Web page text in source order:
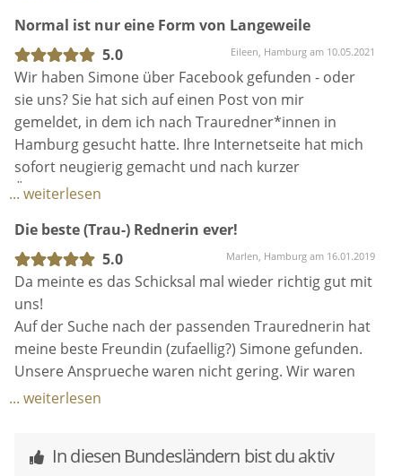
Noch einmal ein laut gegröhltes DANKÖ🤘von uns an
eine ganz besondere Person für ein ganz
besonderen Tag.
Was sollen wir noch sagen - spätestens in 25 Jahren
sehen wir uns zur Goldenen Hochzeit wieder. ❤️‍🔥
außergewöhnliche, lustige und dazu noch
emotionale Trauung.
Vielen Dank das du unseren besonderen Tag noch
die Kirsche aufgesetzt hast 😘
… nicht nur den Gästen das ein oder andere
Tränchen in die Augen gezaubert, ein breites Grinsen
sowieso… diese tolle Frau bringt sogar die Möwen
zum Lachen ❤️😂 ( Insider)
Normal ist nur eine Form von Langeweile
5.0
Eileen, Hamburg am 10.05.2021
Wir haben Simone über Facebook gefunden - oder
sie uns? Sie hat sich auf einen Post von mir
gemeldet, in dem ich nach Trauredner*innen in
Hamburg gesucht hatte. Ihre Internetseite hat mich
sofort neugierig gemacht und nach kurzer
Überlegung haben wir ein Kennlerntermin für
wollen, dass sie unsere Trauung ausführt, war uns
nach diesem Kennenlernen sofort klar. Wir haben
nie Kontakt zu jemand anderem aufgenommen.
Kurz darauf ist Corona ausgebrochen und für alle
war unklar, ob und wie es weiter geht, aber
gemeinsam haben wir die Hoffnung nicht
aufgegeben und mit Simone zusammen die Hochzeit
vorbereitet. Ihre Fragebögen haben die Vorfreude
Zum Glück haben wir auf einem Schiff geheiratet und
... weiterlesen
Die beste (Trau-) Rednerin ever!
5.0
Marlen, Hamburg am 16.01.2019
Da meinte es das Schicksal mal wieder richtig gut mit
uns!
Auf der Suche nach der passenden Traurednerin hat
meine beste Freundin (zufaellig?) Simone gefunden.
Unsere Ansprueche waren nicht gering. Wir waren
auf der Suche nach jemandem der zu unserer
nullacht fuenfzehn Rede halten wird. Es sollte
... weiterlesen
In diesen Bundesländern bist du aktiv